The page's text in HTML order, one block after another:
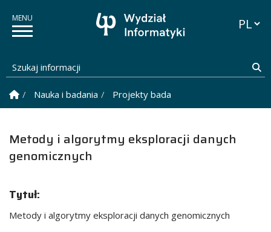
Szukaj informacji
Strona Główna
Nauka i badania Projekty badawcze
Metody i algorytmy eksploracji danych
genomicznych
Tytuł:
Metody i algorytmy eksploracji danych genomicznych